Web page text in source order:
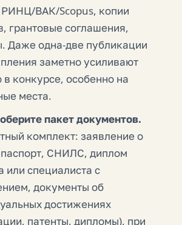
РИНЦ/ВАК/Scopus, копии
грантовые соглашения,
Даже одна-две публикации
заметно усиливают
конкурсе, особенно на
места.
пакет документов.
комплект: заявление о
СНИЛС, диплом
или специалиста с
документы об
достижениях
патенты, дипломы), при